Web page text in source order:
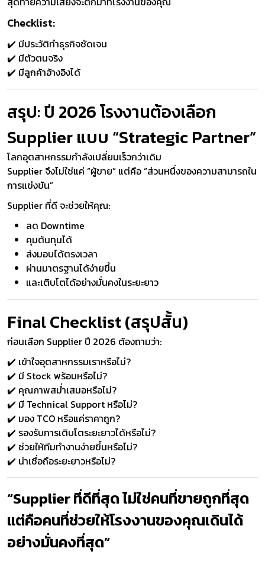
Checklist:
✔️ มีประวัติทำธุรกิจชัดเจน
✔️ มีตัวตนจริง
✔️ มีลูกค้าอ้างอิงได้
สรุป: ปี 2026 โรงงานต้องเลือก
Supplier แบบ “Strategic Partner”
โลกอุตสาหกรรมกำลังเปลี่ยนเร็วกว่าเดิม
Supplier จึงไม่ใช่แค่ “ผู้ขาย” แต่คือ “ส่วนหนึ่งของความสามารถใน
การแข่งขัน”
Supplier ที่ดี จะช่วยให้คุณ:
ลด Downtime
คุมต้นทุนได้
ส่งมอบได้ตรงเวลา
ผ่านมาตรฐานได้ง่ายขึ้น
และเติบโตได้อย่างมั่นคงในระยะยาว
Final Checklist (สรุปสั้น)
ก่อนเลือก Supplier ปี 2026 ต้องถามว่า:
✔️ เข้าใจอุตสาหกรรมเราหรือไม่?
✔️ มี Stock พร้อมหรือไม่?
✔️ คุณภาพสม่ำเสมอหรือไม่?
✔️ มี Technical Support หรือไม่?
✔️ มอง TCO หรือแค่ราคาถูก?
✔️ รองรับการเติบโตระยะยาวได้หรือไม่?
✔️ ช่วยให้ทีมทำงานง่ายขึ้นหรือไม่?
✔️ น่าเชื่อถือระยะยาวหรือไม่?
“Supplier ที่ดีที่สุด ไม่ใช่คนที่ขายถูกที่สุด
แต่คือคนที่ช่วยให้โรงงานของคุณเดินได้
อย่างมั่นคงที่สุด”